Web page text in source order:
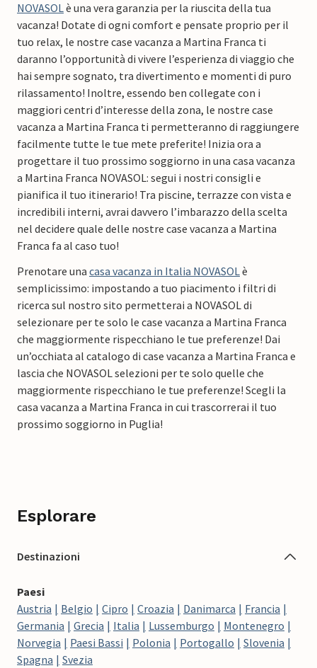
NOVASOLè una vera garanzia per la riuscita della tua
vacanza! Dotate di ogni comfort e pensate proprio per il
tuo relax, le nostre case vacanza a Martina Franca ti
daranno l’opportunità di vivere l’esperienza di viaggio che
hai sempre sognato, tra divertimento e momenti di puro
rilassamento! Inoltre, essendo ben collegate con i
maggiori centri d’interesse della zona, le nostre case
vacanza a Martina Franca ti permetteranno di raggiungere
facilmente tutte le tue mete preferite! Inizia ora a
progettare il tuo prossimo soggiorno in una casa vacanza
a Martina Franca NOVASOL: segui i nostri consigli e
pianifica il tuo itinerario! Tra piscine, terrazze con vista e
incredibili interni, avrai davvero l’imbarazzo della scelta
nel decidere quale delle nostre case vacanza a Martina
Franca fa al caso tuo!
Prenotare una casa vacanza in Italia NOVASOLè
semplicissimo: impostando a tuo piacimento i filtri di
ricerca sul nostro sito permetterai a NOVASOL di
selezionare per te solo le case vacanza a Martina Franca
che maggiormente rispecchiano le tue preferenze! Dai
un’occhiata al catalogo di case vacanza a Martina Franca e
lascia che NOVASOL selezioni per te solo quelle che
maggiormente rispecchiano le tue preferenze! Scegli la
casa vacanza a Martina Franca in cui trascorrerai il tuo
prossimo soggiorno in Puglia!
Esplorare
Destinazioni
Paesi
Austria
Belgio Cipro Croazia Danimarca
Francia
Germania
Grecia Italia Lussemburgo
Montenegro
Norvegia
Paesi Bassi Polonia Portogallo
Slovenia
Spagna
Svezia